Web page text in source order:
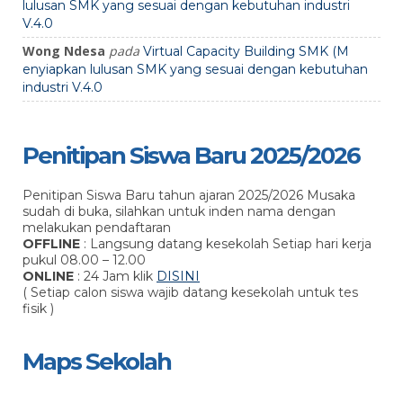
lulusan SMK yang sesuai dengan kebutuhan industri
V.4.0
Wong Ndesa pada Virtual Capacity Building SMK (M
enyiapkan lulusan SMK yang sesuai dengan kebutuhan
industri V.4.0
Penitipan Siswa Baru 2025/2026
Penitipan Siswa Baru tahun ajaran 2025/2026 Musaka
sudah di buka, silahkan untuk inden nama dengan
melakukan pendaftaran
OFFLINE : Langsung datang kesekolah Setiap hari kerja
pukul 08.00 – 12.00
ONLINE : 24 Jam klik DISINI
( Setiap calon siswa wajib datang kesekolah untuk tes
fisik )
Maps Sekolah